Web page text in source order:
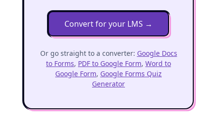
Convert for your LMS →
Or go straight to a converter: Google Docs
to Forms, PDF to Google Form, Word to
Google Form, Google Forms Quiz
Generator